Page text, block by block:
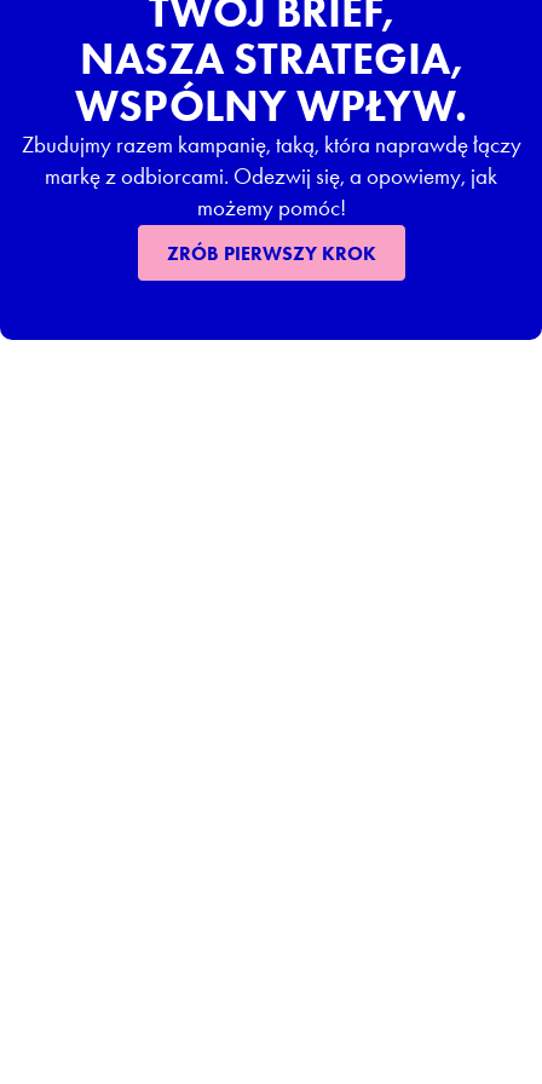
TWÓJ BRIEF,
NASZA STRATEGIA,
WSPÓLNY WPŁYW.
Zbudujmy razem kampanię, taką, która naprawdę łączy
markę z odbiorcami. Odezwij się, a opowiemy, jak
możemy pomóc!
ZRÓB PIERWSZY KROK